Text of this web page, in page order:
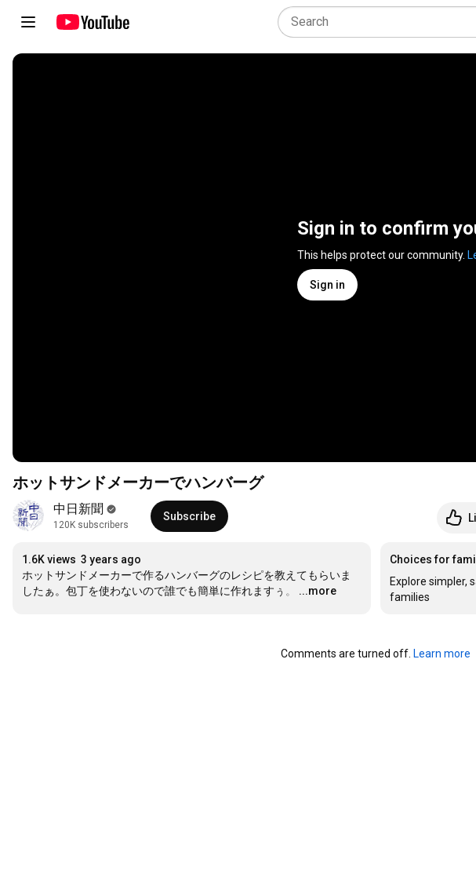
Sign in to confirm
This helps protect our community.
Sign in
ホットサンドメーカーでハンバーグ
中日新聞
120K subscribers
Subscribe
1.6K views 3 years ago
ホットサンドメーカーで作るハンバーグのレシピを教えてもらいま
したぁ。包丁を使わないので誰でも簡単に作れますぅ。
…
...more
Choices for
Explore simpler,
families
Comments are turned off. Learn more